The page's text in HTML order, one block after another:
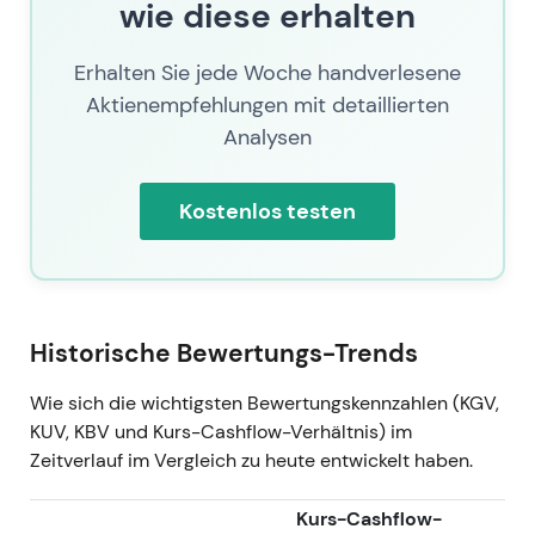
Aufwärtstrend).
Q1 2026 — Robuster Start; Guidance
bestätigt
Konzernüberschuss Q1 2026: 710,6
€); das Management bekräftigte die
Jahresziele für 2026 und wies auf
Exponierungen in Spezialsparten im
Zusammenhang mit dem Nahostkonflikt hin,
Einordnung:Bestätigung, dass die
Einmaleffekt war; der Markt zeigte sich
zunehmend überzeugt von der Nachhaltigkeit
der erhöhten Renditen und Kapitalrückflüsse
— bei weiterhin wachsamem Blick auf
wie diese erhalten
Erhalten Sie jede Woche handverlesene
Aktienempfehlungen mit detaillierten
Analysen
Kostenlos testen
Historische Bewertungs-Trends
Wie sich die wichtigsten Bewertungskennzahlen (KGV,
KUV, KBV und Kurs-Cashflow-Verhältnis) im
Zeitverlauf im Vergleich zu heute entwickelt haben.
Kurs-Cashflow-